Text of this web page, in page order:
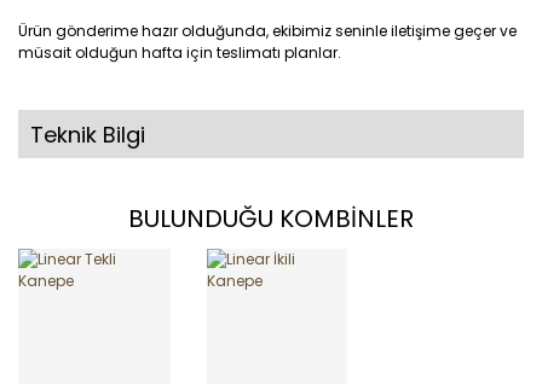
Ürün gönderime hazır olduğunda, ekibimiz seninle iletişime geçer ve
müsait olduğun hafta için teslimatı planlar.
Teknik Bilgi
BULUNDUĞU KOMBİNLER